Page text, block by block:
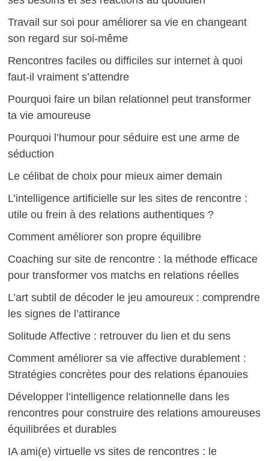
Travail sur soi pour améliorer sa vie en changeant
son regard sur soi-même
Rencontres faciles ou difficiles sur internet à quoi
faut-il vraiment s’attendre
Pourquoi faire un bilan relationnel peut transformer
ta vie amoureuse
Pourquoi l’humour pour séduire est une arme de
séduction
Le célibat de choix pour mieux aimer demain
L’intelligence artificielle sur les sites de rencontre :
utile ou frein à des relations authentiques ?
Comment améliorer son propre équilibre
Coaching sur site de rencontre : la méthode efficace
pour transformer vos matchs en relations réelles
L’art subtil de décoder le jeu amoureux : comprendre
les signes de l’attirance
Solitude Affective : retrouver du lien et du sens
Comment améliorer sa vie affective durablement :
Stratégies concrètes pour des relations épanouies
Développer l’intelligence relationnelle dans les
rencontres pour construire des relations amoureuses
équilibrées et durables
IA ami(e) virtuelle vs sites de rencontres : le